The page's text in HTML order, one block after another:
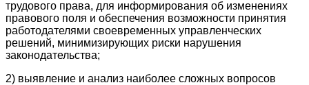
трудового права, для информирования об изменениях
правового поля и обеспечения возможности принятия
работодателями своевременных управленческих
решений, минимизирующих риски нарушения
законодательства;
2) выявление и анализ наиболее сложных вопросов